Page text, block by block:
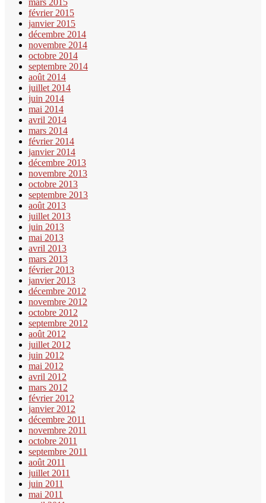
mars 2015
février 2015
janvier 2015
décembre 2014
novembre 2014
octobre 2014
septembre 2014
août 2014
juillet 2014
juin 2014
mai 2014
avril 2014
mars 2014
février 2014
janvier 2014
décembre 2013
novembre 2013
octobre 2013
septembre 2013
août 2013
juillet 2013
juin 2013
mai 2013
avril 2013
mars 2013
février 2013
janvier 2013
décembre 2012
novembre 2012
octobre 2012
septembre 2012
août 2012
juillet 2012
juin 2012
mai 2012
avril 2012
mars 2012
février 2012
janvier 2012
décembre 2011
novembre 2011
octobre 2011
septembre 2011
août 2011
juillet 2011
juin 2011
mai 2011